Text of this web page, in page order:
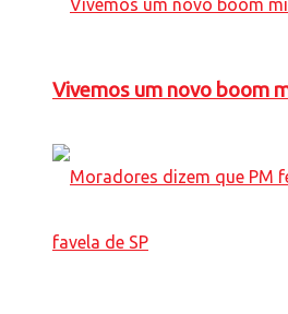
Vivemos um novo boom